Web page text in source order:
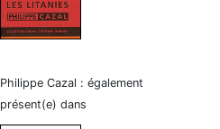
Philippe Cazal : également
présent(e) dans